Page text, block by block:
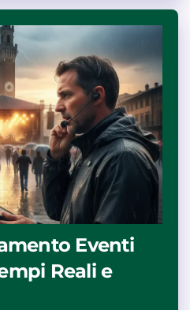
Eventi
Reali e